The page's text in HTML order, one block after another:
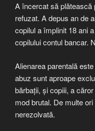
A încercat să plătească
refuzat. A depus an de
copilul a împlinit 18 ani
copilului contul bancar.
Alienarea parentală
abuz sunt aproape
bărbații, și copiii, a
mod brutal. De multe
nerezolvată.